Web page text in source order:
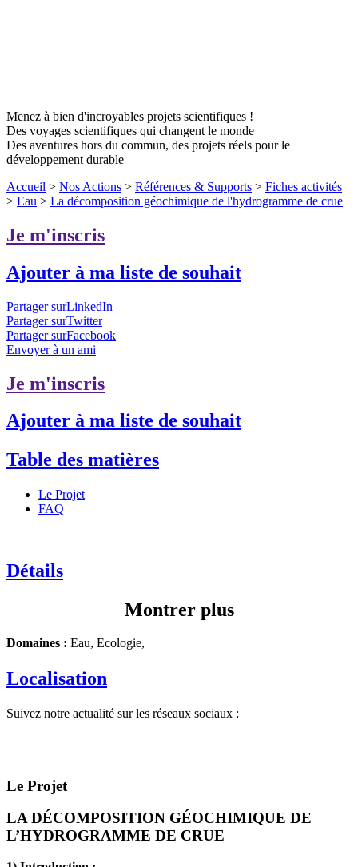
Menez à bien d'incroyables projets scientifiques !
Des voyages scientifiques qui changent le monde
Des aventures hors du commun, des projets réels pour le
développement durable
Accueil > Nos Actions > Références & Supports > Fiches activités
> Eau > La décomposition géochimique de l'hydrogramme de crue
Je m'inscris
Ajouter à ma liste de souhait
Partager surLinkedIn
Partager surTwitter
Partager surFacebook
Envoyer à un ami
Je m'inscris
Ajouter à ma liste de souhait
Table des matières
Le Projet
FAQ
Détails
Montrer plus
Domaines : Eau, Ecologie,
Localisation
Suivez notre actualité sur les réseaux sociaux :
Le Projet
LA DÉCOMPOSITION GÉOCHIMIQUE DE
L’HYDROGRAMME DE CRUE